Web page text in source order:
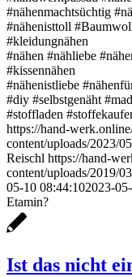
#nähenmachtsüchtig
#nähenisttoll
#kleidungnähen
#nähen #nähliebe
#kissennähen
#nähenistliebe
#diy #selbstgenäht
#stoffladen
https://hand-
content/uploads/2023/
Reischl https://hand-
content/uploads/2019/
05-10 08:44:102023-
Etamin?
Ist das nicht